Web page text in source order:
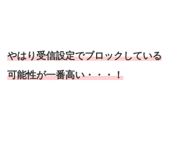
やはり受信設定でブロックしている
可能性が一番高い・・・！